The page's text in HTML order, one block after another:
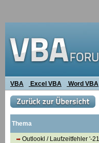
VBA Excel VBA Word VBA
Thema
Outlookl / Laufzeitfehler '-